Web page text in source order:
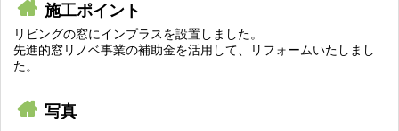
施工ポイント
リビングの窓にインプラスを設置しました。
先進的窓リノベ事業の補助金を活用して、リフォームいたしまし
た。
写真